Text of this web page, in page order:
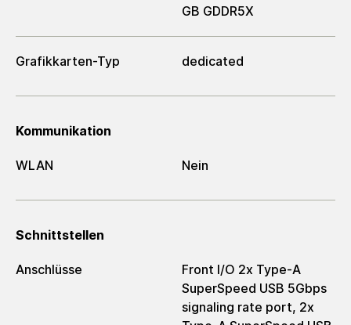
GB GDDR5X
Grafikkarten-Typ dedicated
Kommunikation
WLAN Nein
Schnittstellen
Anschlüsse
Front I/O 2x Type-A
SuperSpeed USB 5Gbps
signaling rate port, 2x